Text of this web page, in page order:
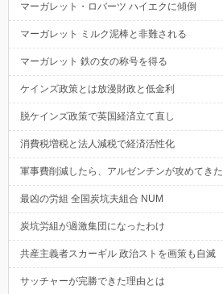
マーガレット・ロバーツ ハイエクに傾倒
マーガレット ミルク泥棒と非難される
マーガレット 鉄の女の称号を得る
ケインズ政策とは放漫財政と低金利
脱ケインズ政策で英国経済立て直し
消費税増税と法人減税で経済活性化
軍事費削減したら、アルゼンチンが攻めてきた
最凶の労組 全国炭坑夫組合 NUM
炭坑労組が過激集団になったわけ
共産主義者スカーギル 政治ストを画策も自滅
サッチャーが完勝できた理由とは